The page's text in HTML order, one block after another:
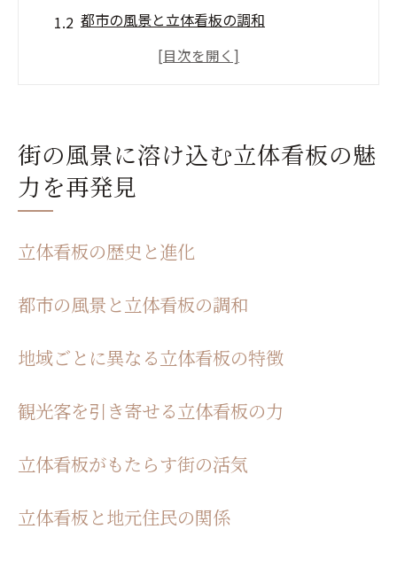
都市の風景と立体看板の調和
地域ごとに異なる立体看板の特徴
立体看板と地元住民の関係
立体看板が創り出す視覚的な楽しさとは
キャラクター看板の魅力
光と影の演出が与える効果
立体看板が視覚的に伝えるメッセージ
環境に配慮したデザインの選択
素材選びのポイント
立体感を活かしたデザインの秘訣
街の風景に溶け込む立体看板の魅
力を再発見
立体看板の歴史と進化
都市の風景と立体看板の調和
地域ごとに異なる立体看板の特徴
観光客を引き寄せる立体看板の力
立体看板がもたらす街の活気
立体看板と地元住民の関係